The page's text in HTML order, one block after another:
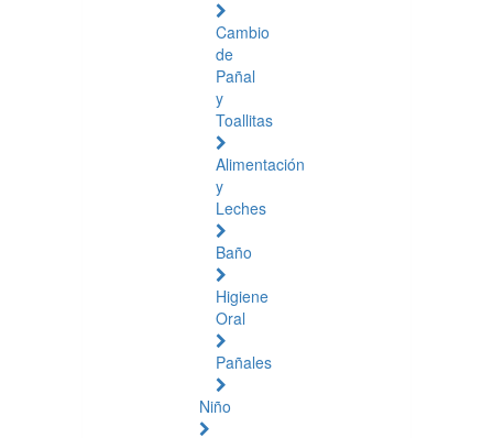
Cambio
de
Pañal
y
Toallitas
Alimentación
y
Leches
Baño
Higiene
Oral
Pañales
Niño